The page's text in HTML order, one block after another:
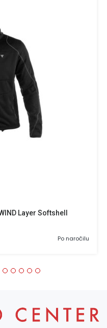
Layer Softshell
Po naročilu